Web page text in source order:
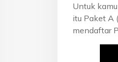
Untuk
itu Paket A
mendaftar